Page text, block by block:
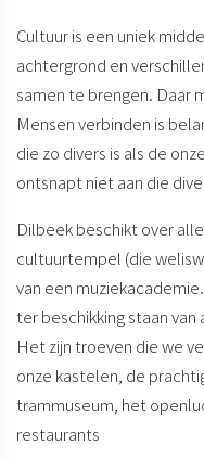
Cultuur is een uniek
achtergrond en
samen te brengen. Daar
Mensen verbinden is
die zo divers is als de
ontsnapt niet aan die
Dilbeek beschikt over
cultuurtempel (die
van een
ter beschikking staan
Het zijn troeven die we
onze kastelen, de
trammuseum, het
restaurants